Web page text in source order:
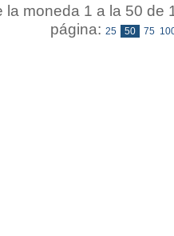
la moneda 1 a la
página: 25 50 75